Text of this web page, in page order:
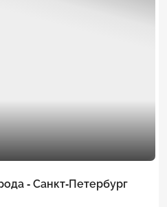
- Санкт-Петербург